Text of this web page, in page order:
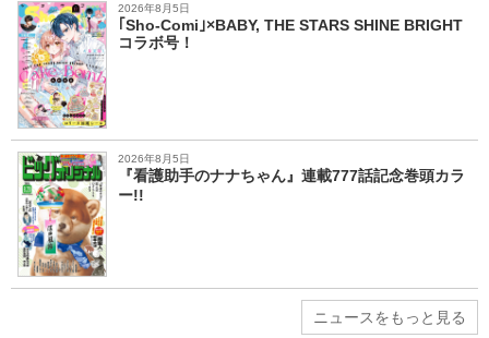
2026年8月5日
｢Sho-Comi｣×BABY, THE STARS SHINE BRIGHT
コラボ号！
2026年8月5日
『看護助手のナナちゃん』連載777話記念巻頭カラ
ー!!
ニュースをもっと見る